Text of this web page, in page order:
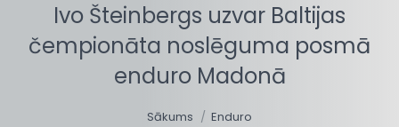
Ivo Šteinbergs uzvar Baltijas
čempionāta noslēguma posmā
enduro Madonā
Sākums
Enduro